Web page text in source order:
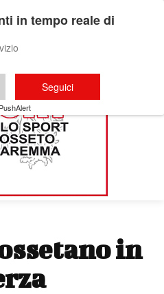
in
in tempo reale di
Seguici